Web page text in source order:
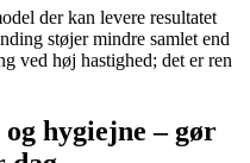
der kan levere resultatet
støjer mindre samlet end
ved høj hastighed; det er ren
hygiejne – gør